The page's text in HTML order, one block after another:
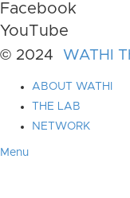
Facebook
YouTube
© 2024 WATHI
ABOUT WATHI
THE LAB
NETWORK
Menu